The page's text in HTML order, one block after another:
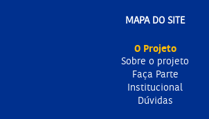
MAPA DO SITE
O Projeto
Sobre o projeto
Faça Parte
Institucional
Dúvidas